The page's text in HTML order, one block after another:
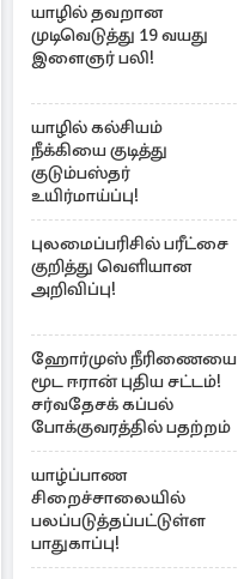
யாழில் தவறான
முடிவெடுத்து 19 வயது
இளைஞர் பலி!
யாழில் கல்சியம்
நீக்கியை குடித்து
குடும்பஸ்தர்
உயிர்மாய்ப்பு!
புலமைப்பரிசில் பரீட்சை
குறித்து வெளியான
அறிவிப்பு!
ஹோர்முஸ் நீரிணையை
மூட ஈரான் புதிய சட்டம்!
சர்வதேசக் கப்பல்
போக்குவரத்தில் பதற்றம்
யாழ்ப்பாண
சிறைச்சாலையில்
பலப்படுத்தப்பட்டுள்ள
பாதுகாப்பு!